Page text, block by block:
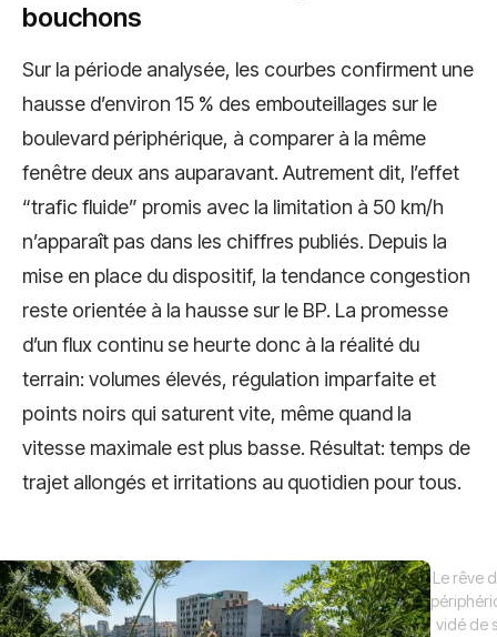
bouchons
Sur la période analysée, les courbes confirment une
hausse d’environ 15 % des embouteillages sur le
boulevard périphérique, à comparer à la même
fenêtre deux ans auparavant. Autrement dit, l’effet
“trafic fluide” promis avec la limitation à 50 km/h
n’apparaît pas dans les chiffres publiés. Depuis la
mise en place du dispositif, la tendance congestion
reste orientée à la hausse sur le BP. La promesse
d’un flux continu se heurte donc à la réalité du
terrain: volumes élevés, régulation imparfaite et
points noirs qui saturent vite, même quand la
vitesse maximale est plus basse. Résultat: temps de
trajet allongés et irritations au quotidien pour tous.
Le rêve
vidé de